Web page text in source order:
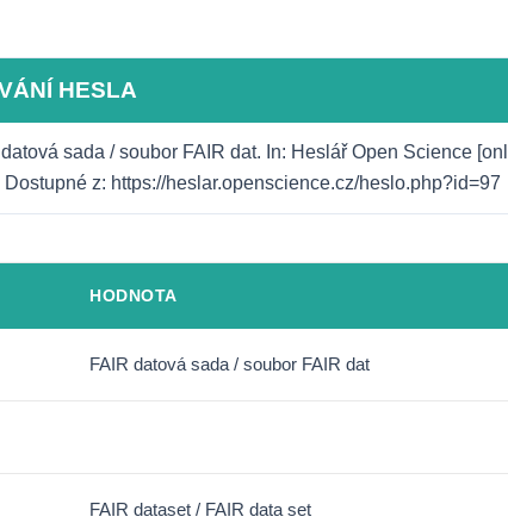
HESLA
sada / soubor FAIR dat. In: Heslář Open Science
z: https://heslar.openscience.cz/heslo.php?id=97
HODNOTA
FAIR datová sada / soubor FAIR dat
FAIR dataset / FAIR data set